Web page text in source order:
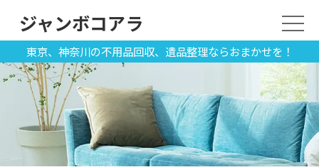
東京、神奈川の不用品回収、遺品整理ならおまかせを！
ジャンボコアラ